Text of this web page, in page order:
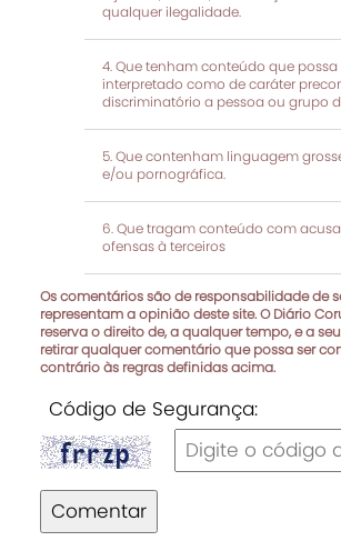
qualquer ilegalidade.
Que tenham conteúdo que possa
interpretado como de caráter
discriminatório a pessoa ou grupo
Que contenham linguagem
e/ou pornográfica.
Que tragam conteúdo com
ofensas à terceiros
Os comentários são de responsabilidade de
representam a opinião deste site. O Diário
reserva o direito de, a qualquer tempo, e a
retirar qualquer comentário que possa ser
contrário às regras definidas acima.
Código de Segurança:
Comentar